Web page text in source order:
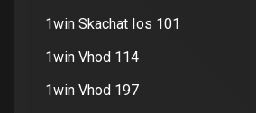
1win Skachat Ios 101
1win Vhod 114
1win Vhod 197